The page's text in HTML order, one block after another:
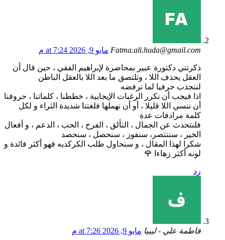
Fatma.ali.huda@gmail.com مايو 9, 2026 at 7:24 م
ذكرتني دكتورة عبير بمحاضرة لإبراهيم الفقي ، حين قال أن
العقل يحذف اللا ، وتلتصق ما بعد اللا بالعقل الباطن
لننجذب حرفيا لما نرفضه
اذا فيجب أن نكرر الرغبات الإيجابية ، خططنا ، كلماتنا ، حروفنا
أن ننسي اللا قليلا ، أو أن نهملها فلغتنا شديدة الثراء و لكل
كلمة مرادفات عدة
فلنتحدث عن الجمال ، التألق ، الفرح ، الحب ، الدعم ، و أفعال
الخير ، سننتصر، سنفوز ، سنحصل ، سنحصد
شكرا لهذا المقال ، و سنحاول طلب الكركديه فهو أكثر فائدة و
لونه أكثر زهاءا 🌹
رد
فاطمة علي - ليبيا مايو 9, 2026 at 7:26 م